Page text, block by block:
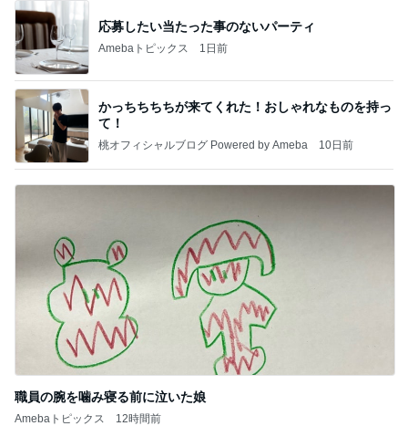
応募したい当たった事のないパーティ
Amebaトピックス 1日前
かっちちちちが来てくれた！おしゃれなものを持っ
て！
桃オフィシャルブログ Powered by Ameba 10日前
職員の腕を噛み寝る前に泣いた娘
Amebaトピックス 12時間前